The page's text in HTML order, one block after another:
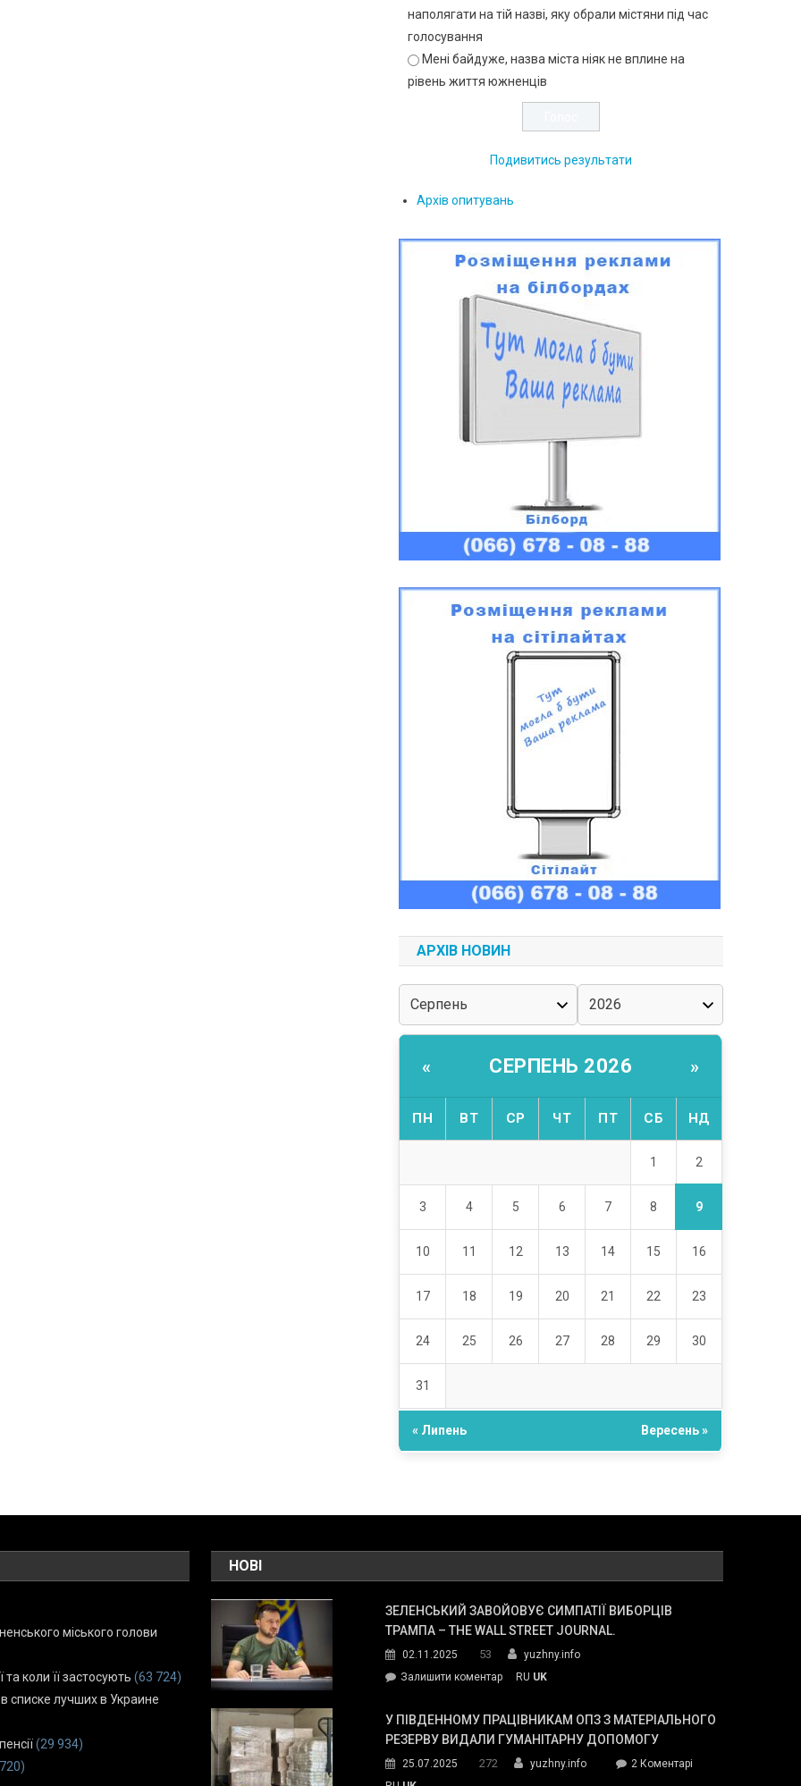
наполягати на тій назві, яку обрали містяни під час
голосування
Мені байдуже, назва міста ніяк не вплине на
рівень життя южненців
Подивитись результати
Архів опитувань
АРХІВ НОВИН
« СЕРПЕНЬ 2026 »
ПН ВТ СР ЧТ ПТ СБ НД
1 2
3 4 5 6 7 8 9
10 11 12 13 14 15 16
17 18 19 20 21 22 23
24 25 26 27 28 29 30
31
« Липень Вересень »
міського голови
коли її застосують (63 724)
списке лучших в Украине
(29 934)
НОВІ
ЗЕЛЕНСЬКИЙ ЗАВОЙОВУЄ СИМПАТІЇ ВИБОРЦІВ
ТРАМПА – THE WALL STREET JOURNAL.
02.11.2025 53
yuzhny.info
Залишити коментарon
завойовує
симпатії
Трампа
RU UK
У ПІВДЕННОМУ ПРАЦІВНИКАМ ОПЗ З МАТЕРІАЛЬНОГО
РЕЗЕРВУ ВИДАЛИ ГУМАНІТАРНУ ДОПОМОГУ
25.07.2025 272 yuzhny.info 2 Коментарідо